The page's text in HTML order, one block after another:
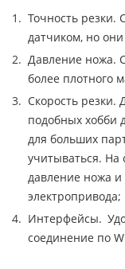
Точность резки.
датчиком, но
Давление ножа.
более плотного
Скорость резки.
подобных
для больших
учитываться. На
давление ножа
электропривода;
Интерфейсы.
соединение по